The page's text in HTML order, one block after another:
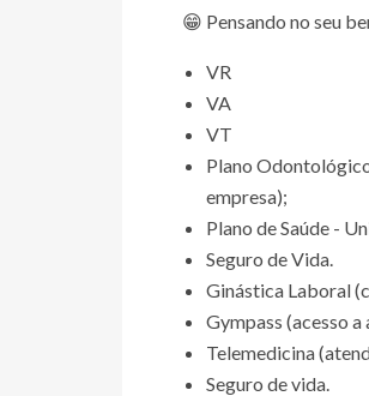
😁 Pensando no seu
VR
VA
VT
Plano
empresa);
Plano de Saúde -
Seguro de Vida.
Ginástica Laboral
Gympass (acesso
Telemedicina
Seguro de vida.